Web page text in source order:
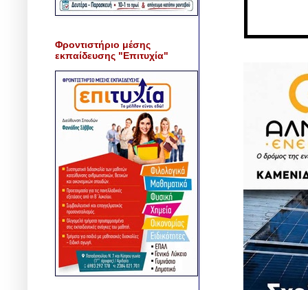
Φροντιστήριο μέσης
εκπαίδευσης "Επιτυχία"